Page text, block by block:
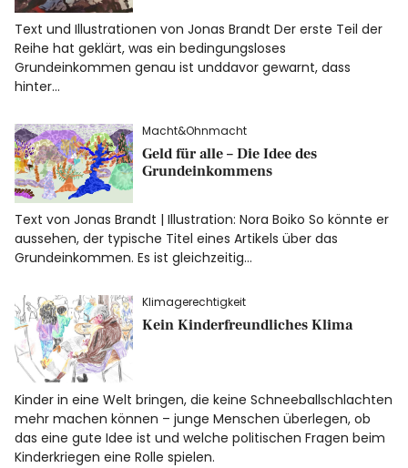
Info
Text und Illustrationen von Jonas Brandt Der erste Teil der
Reihe hat geklärt, was ein bedingungsloses
Grundeinkommen genau ist unddavor gewarnt, dass
hinter…
Macht&Ohnmacht
Geld für alle – Die Idee des
Grundeinkommens
Text von Jonas Brandt | Illustration: Nora Boiko So könnte er
aussehen, der typische Titel eines Artikels über das
Grundeinkommen. Es ist gleichzeitig…
Klimagerechtigkeit
Kein Kinderfreundliches Klima
Kinder in eine Welt bringen, die keine Schneeballschlachten
mehr machen können – junge Menschen überlegen, ob
das eine gute Idee ist und welche politischen Fragen beim
Kinderkriegen eine Rolle spielen.